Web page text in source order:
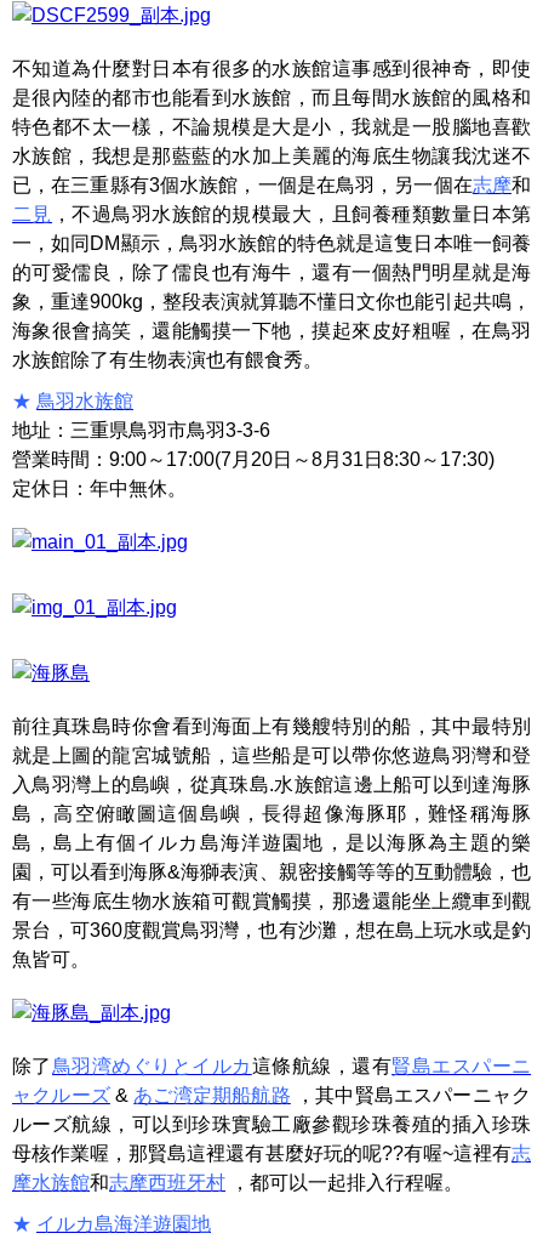
不知道為什麼對日本有很多的水族館這事感到很神奇，即使
是很內陸的都市也能看到水族館，而且每間水族館的風格和
特色都不太一樣，不論規模是大是小，我就是一股腦地喜歡
水族館，我想是那藍藍的水加上美麗的海底生物讓我沈迷不
已，在三重縣有3個水族館，一個是在鳥羽，另一個在志摩和
二見 ，不過鳥羽水族館的規模最大，且飼養種類數量日本第
一，如同DM顯示，鳥羽水族館的特色就是這隻日本唯一飼養
的可愛儒良，除了儒良也有海牛，還有一個熱門明星就是海
象，重達900kg，整段表演就算聽不懂日文你也能引起共鳴，
海象很會搞笑，還能觸摸一下牠，摸起來皮好粗喔，在鳥羽
水族館除了有生物表演也有餵食秀。
★ 鳥羽水族館
地址：三重県鳥羽市鳥羽3-3-6
營業時間：9:00～17:00(7月20日～8月31日8:30～17:30)
定休日：年中無休。
前往真珠島時你會看到海面上有幾艘特別的船，其中最特別
就是上圖的龍宮城號船，這些船是可以帶你悠遊鳥羽灣和登
入鳥羽灣上的島嶼，從真珠島.水族館這邊上船可以到達海豚
島，高空俯瞰圖這個島嶼，長得超像海豚耶，難怪稱海豚
島，島上有個イルカ島海洋遊園地，是以海豚為主題的樂
園，可以看到海豚&海獅表演、親密接觸等等的互動體驗，也
有一些海底生物水族箱可觀賞觸摸，那邊還能坐上纜車到觀
景台，可360度觀賞鳥羽灣，也有沙灘，想在島上玩水或是釣
魚皆可。
除了 鳥羽湾めぐりとイルカ這條航線，還有賢島エスパーニ
ャクルーズ & あご湾定期船航路 ，其中賢島エスパーニャク
ルーズ航線，可以到珍珠實驗工廠參觀珍珠養殖的插入珍珠
母核作業喔，那賢島這裡還有甚麼好玩的呢??有喔~這裡有志
摩水族館和志摩西班牙村 ，都可以一起排入行程喔。
★ イルカ島海洋遊園地